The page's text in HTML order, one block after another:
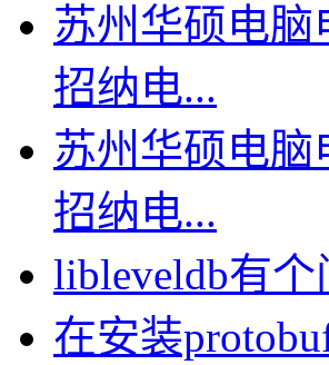
苏州华硕电
招纳电...
苏州华硕电
招纳电...
libleveldb有
在安装